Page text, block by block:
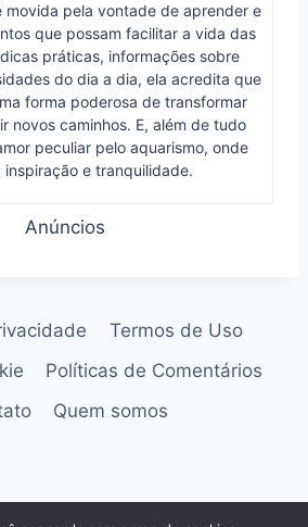
movida pela vontade de aprender e
que possam facilitar a vida das
práticas, informações sobre
do dia a dia, ela acredita que
forma poderosa de transformar
novos caminhos. E, além de tudo
peculiar pelo aquarismo, onde
inspiração e tranquilidade.
Anúncios
Termos de Uso
Políticas de Comentários
Quem somos